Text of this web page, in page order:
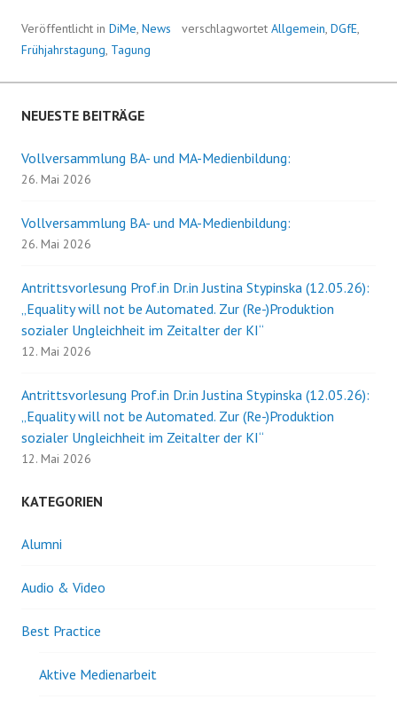
Veröffentlicht in DiMe, News verschlagwortet Allgemein, DGfE,
Frühjahrstagung, Tagung
NEUESTE BEITRÄGE
Vollversammlung BA- und MA-Medienbildung:
26. Mai 2026
Vollversammlung BA- und MA-Medienbildung:
26. Mai 2026
Antrittsvorlesung Prof.in Dr.in Justina Stypinska (12.05.26):
„Equality will not be Automated. Zur (Re-)Produktion
sozialer Ungleichheit im Zeitalter der KI“
12. Mai 2026
Antrittsvorlesung Prof.in Dr.in Justina Stypinska (12.05.26):
„Equality will not be Automated. Zur (Re-)Produktion
sozialer Ungleichheit im Zeitalter der KI“
12. Mai 2026
KATEGORIEN
Alumni
Audio & Video
Best Practice
Aktive Medienarbeit